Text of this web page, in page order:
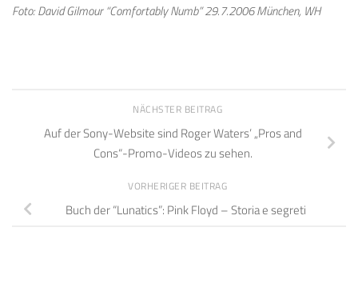
Foto: David Gilmour “Comfortably Numb” 29.7.2006 München, WH
NÄCHSTER BEITRAG
Auf der Sony-Website sind Roger Waters’ „Pros and
Cons“-Promo-Videos zu sehen.
VORHERIGER BEITRAG
Buch der “Lunatics”: Pink Floyd – Storia e segreti